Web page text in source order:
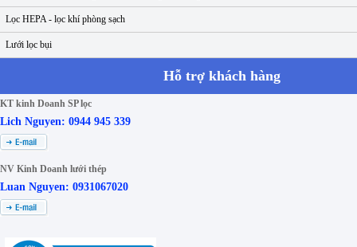
Lọc HEPA - lọc khí phòng sạch
Lưới lọc bụi
Hỗ trợ khách hàng
KT kinh Doanh SP lọc
Lich Nguyen: 0944 945 339
NV Kinh Doanh lưới thép
Luan Nguyen: 0931067020